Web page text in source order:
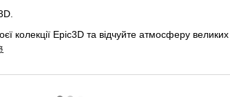
колекції Epic3D та відчуйте атмосферу